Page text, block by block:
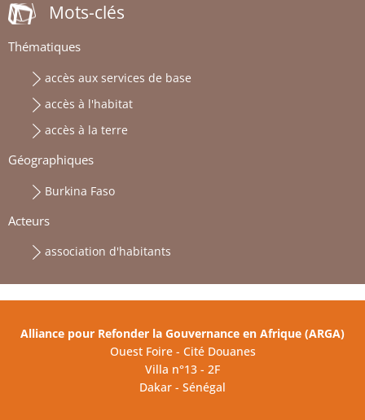
Mots-clés
Thématiques
accès aux services de base
accès à l'habitat
accès à la terre
Géographiques
Burkina Faso
Acteurs
association d'habitants
Alliance pour Refonder la Gouvernance en Afrique (ARGA)
Ouest Foire - Cité Douanes
Villa n°13 - 2F
Dakar - Sénégal